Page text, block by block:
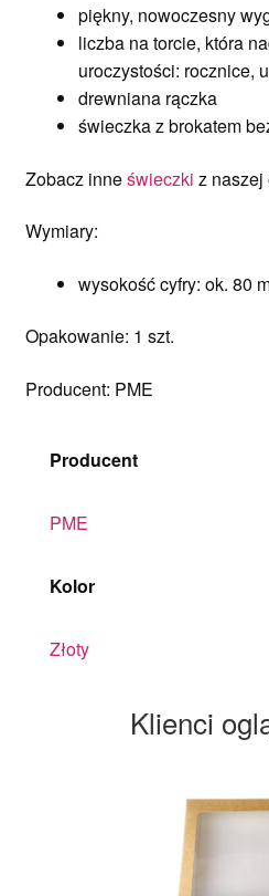
piękny, nowoczesny
liczba na torcie, która
uroczystości: rocznice,
drewniana rączka
świeczka z brokatem
Zobacz inneświeczki z naszej
Wymiary:
wysokość cyfry: ok. 80
Opakowanie: 1 szt.
Producent: PME
Producent
PME
Kolor
Złoty
Klienci